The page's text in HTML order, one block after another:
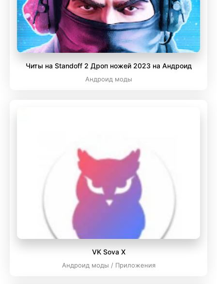
Читы на Standoff 2 Дроп ножей 2023 на Андроид
Андроид моды
VK Sova X
Андроид моды / Приложения